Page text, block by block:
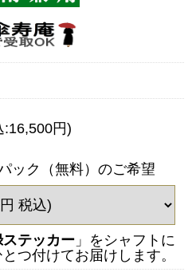
:16,500円)
ック（無料）のご希望
ステッカー 」をシャフトに
とつ付けてお届けします。